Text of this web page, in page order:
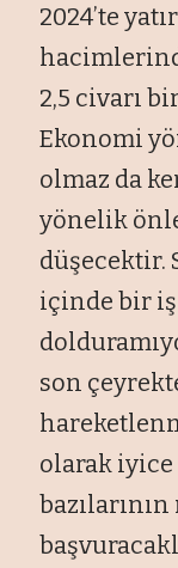
2024’te
2,5 civarı
Ekonomi
olmaz da
yönelik
düşecektir.
içinde bir
son
olarak iyice